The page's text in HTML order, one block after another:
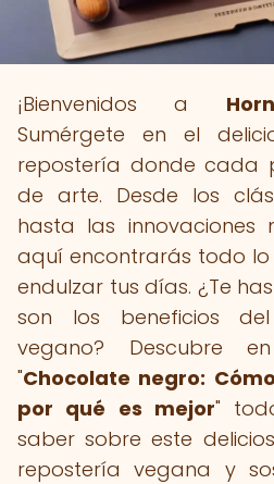
¡Bienvenidos a
Sumérgete en el
repostería donde cada
de arte. Desde los
hasta las innovaciones
aquí encontrarás todo
endulzar tus días. ¿Te
son los beneficios
vegano? Descubre
"Chocolate negro:
por qué es mejor"
saber sobre este
repostería vegana y